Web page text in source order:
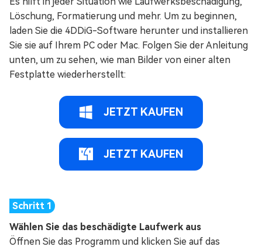
Löschung, Formatierung und mehr. Um zu beginnen,
laden Sie die 4DDiG-Software herunter und installieren
Sie sie auf Ihrem PC oder Mac. Folgen Sie der Anleitung
unten, um zu sehen, wie man Bilder von einer alten
Festplatte wiederherstellt:
JETZT KAUFEN
JETZT KAUFEN
Wählen Sie das beschädigte Laufwerk aus
Öffnen Sie das Programm und klicken Sie auf das